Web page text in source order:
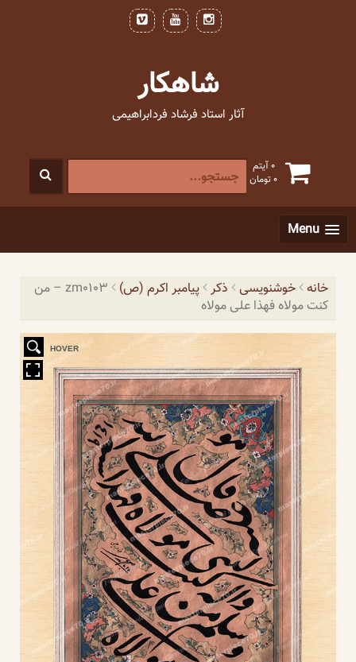
شاهکار
آثار استاد فرشاد فردابراهیمی
0 آیتم
0تومان
جستجو
برای
Menu
خانه خوشنویسی ذکر پیامبر اکرم (ص)
zm0103 – من
کنت مولاه فهذا علی مولاه
HOVER